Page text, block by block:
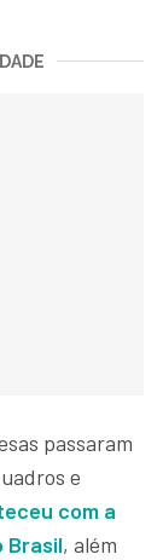
passaram
e
com a
Brasil, além